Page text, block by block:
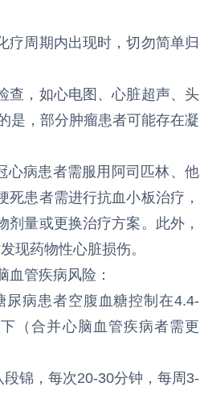
疗周期内出现时，切勿简单归
查，如心电图、心脏超声、头
是，部分肿瘤患者可能存在凝
心病患者需服用阿司匹林、他
患者需进行抗血小板治疗，
量或更换治疗方案。此外，
现药物性心脏损伤。
血管疾病风险：
尿病患者空腹血糖控制在4.4-
（合并心脑血管疾病者需更
锦，每次20-30分钟，每周3-